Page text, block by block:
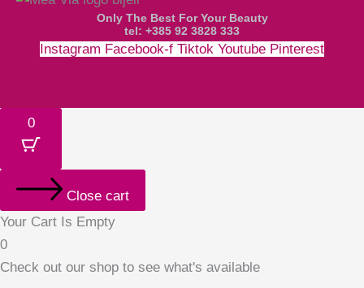
Only The Best For Your Beauty
tel: +385 92 3828 333
Instagram Facebook-f Tiktok Youtube Pinterest
0
Close cart
Your Cart Is Empty
0
Check out our shop to see what's available